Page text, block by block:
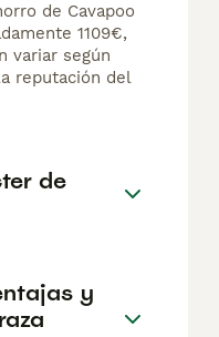
de Cavapoo
1109€,
variar según
reputación del
de
y